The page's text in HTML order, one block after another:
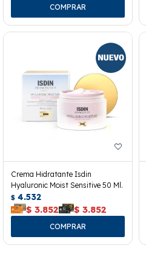
Crema Hidratante Isdin
Hyaluronic Moist Sensitive 50 Ml.
$ 4.532
$ 3.852 $ 3.852